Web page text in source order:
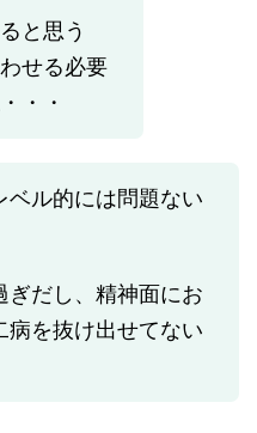
と思う
せる必要
・・
ベル的には問題ない
ぎだし、精神面にお
病を抜け出せてない